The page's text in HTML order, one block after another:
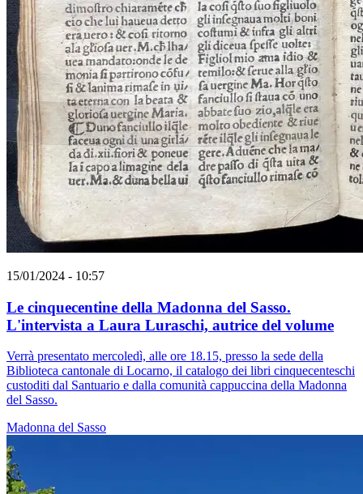
15/01/2024 - 10:57
Le cinquecentine della Madonna del Sasso.
L'intervista a Laura Luraschi, autrice del volume
Verrà presentato mercoledì, alle ore 18.15, presso la sede della
Biblioteca cantonale di Locarno, il catalogo dei libri cinquecenteschi
custoditi dal Santuario e dalla comunità cappuccina della Madonna
del Sasso.
Madonna del Sasso